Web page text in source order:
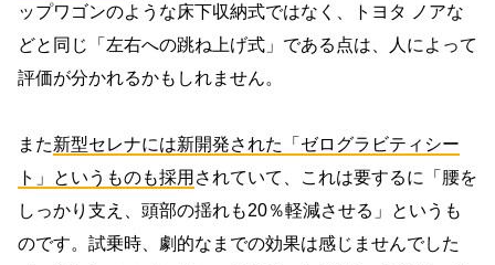
ップワゴンのような床下収納式ではなく、トヨタ ノアな
どと同じ「左右への跳ね上げ式」である点は、人によって
評価が分かれるかもしれません。
また新型セレナには新開発された「ゼログラビティシー
ト」というものも採用 されていて、これは要するに「腰を
しっかり支え、頭部の揺れも20％軽減させる」というも
のです。試乗時、劇的なまでの効果は感じませんでした